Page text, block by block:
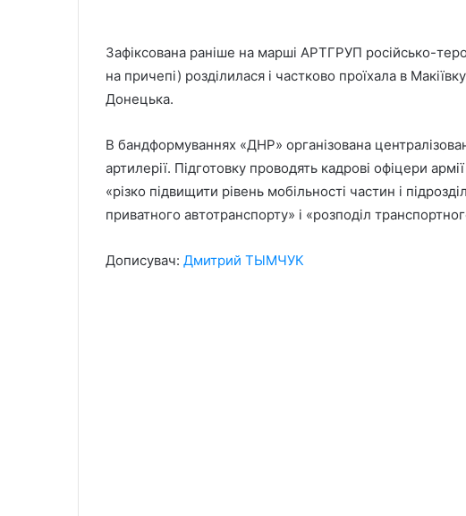
Зафіксована раніше на марші АРТГРУП російсько-
на причепі) розділилася і частково проїхала в
Донецька.
В бандформуваннях «ДНР» організована
артилерії. Підготовку проводять кадрові офіцери
«різко підвищити рівень мобільності частин і
приватного автотранспорту» і «розподіл
Дописувач: Дмитрий ТЫМЧУК